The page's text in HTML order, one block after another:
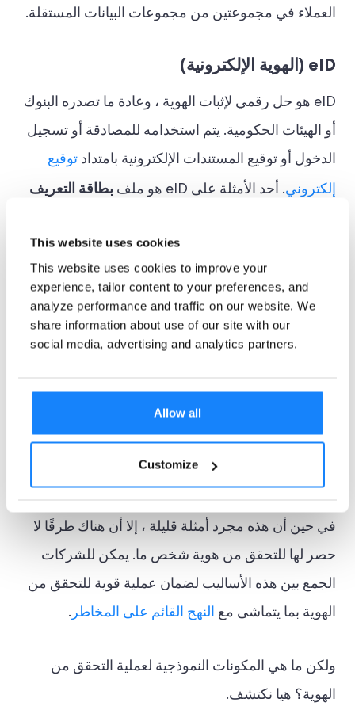
This website uses cookies
This website uses cookies to improve your
experience, tailor content to your preferences, and
analyze performance and traffic on our website. We
share information about use of our site with our
social media, advertising and analytics partners.
Allow all
Customize
العملاء في مجموعتين من مجموعات البيانات المستقلة.
eID (الهوية الإلكترونية)
eID هو حل رقمي لإثبات الهوية ، وعادة ما تصدره البنوك
أو الهيئات الحكومية. يتم استخدامه للمصادقة أو تسجيل
الدخول أو توقيع المستندات الإلكترونية بامتداد توقيع
إلكتروني. أحد الأمثلة على eID هو ملف
بطاقة التعريف
لتحديد الهوية أو المصادقة عبر الإنترنت أو دون الاتصال
بالإنترنت. شكل آخر من أشكال eID هو معرف البنك
السويدي ، الذي يعرض الاسم الذي تم التحقق منه ورقم
الهوية الوطنية للمستخدم النهائي.
ومع انتشار الهواتف المحمولة وتكلفتها المنخفضة نسبيًا
البيئيمعرف الهاتف المحمولاكتساب المزيد من الجر
بسبب الراحة والأمان.
في حين أن هذه مجرد أمثلة قليلة ، إلا أن هناك طرقًا لا
حصر لها للتحقق من هوية شخص ما. يمكن للشركات
الجمع بين هذه الأساليب لضمان عملية قوية للتحقق من
الهوية بما يتماشى مع النهج القائم على المخاطر .
ولكن ما هي المكونات النموذجية لعملية التحقق من
الهوية؟ هيا نكتشف.